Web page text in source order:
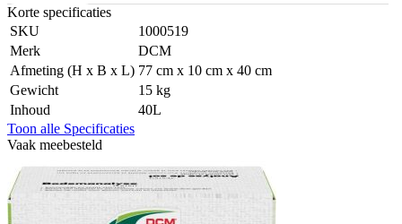
Korte specificaties
SKU
1000519
Merk
DCM
Afmeting (H x B x L) 77 cm x 10 cm x 40 cm
Gewicht
15 kg
Inhoud
40L
Toon alle Specificaties
Vaak meebesteld